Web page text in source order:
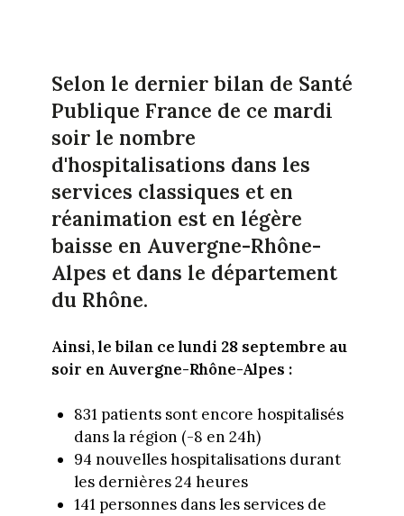
Selon le dernier bilan de Santé
Publique France de ce mardi
soir le nombre
d'hospitalisations dans les
services classiques et en
réanimation est en légère
baisse en Auvergne-Rhône-
Alpes et dans le département
du Rhône.
Ainsi, le bilan ce lundi 28 septembre au
soir en Auvergne-Rhône-Alpes :
831 patients sont encore hospitalisés
dans la région (-8 en 24h)
94 nouvelles hospitalisations durant
les dernières 24 heures
141 personnes dans les services de